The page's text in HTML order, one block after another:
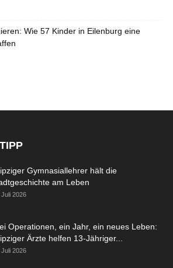
Wie 57 Kinder in Eilenburg eine
Gymnasiallehrer hält die
am Leben
Juli 2026
Operationen, ein Jahr, ein neues Leben:
Ärzte helfen 13-Jähriger...
Juli 2026